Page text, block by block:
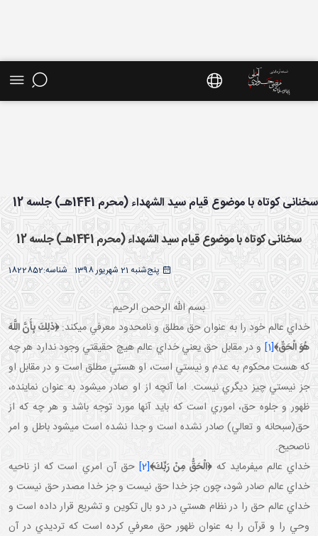
کل سخنرانی ها - سایت استاد مرتضی جوادی
کوتاه با موضوع قیام سید الشهداء (محرم 1441هـ) جلسه 12
سخنانی کوتاه با موضوع قیام سید الشهداء (محرم 1441هـ) جلسه 12
پنج‌شنبه 21 شهریور 1398 1822852شناسه:
بسم الله الرحمن الرحيم
خداي عالم خود را به عنوان حق مطلق و نامحدود معرفي مي کند:﴿ذلِكَ بِأَنَّ اللَّهَ
هُوَ الْحَقّ﴾[1] و در مقابل حق يعني خداي عالم هيچ حقيقتي وجود ندارد هر چه
که هست محکوم به عدم و نيستي است، او هستي مطلق است و در مقابل او
جز نيستي چيز ديگري نيست. اما آنچه از او صادر مي شود به عنوان نماينده،
ظهور و جلوه حق، اموري است که بايد آنها مورد توجه باشد و هر چه که از
حق(سبحانه و تعالي) صادر نشده است و جدا نشده است مي شود باطل و امر
ناصحيح.
خداي عالم مي فرمايد که﴿الْحَقُّ مِنْ رَبِّكَ﴾[2] حق آن امري است که از ناحيه
خداي عالم صادر شود، چون جز خدا حق نيست و جز خدا مصدر حق نيست و
خداي عالم حق را در نظام هستي در دو بال تکوين و تشريع قرار داده است و
وحي را و قرآن را به عنوان ظهور حق معرفي کرده است که ترديدي در آن